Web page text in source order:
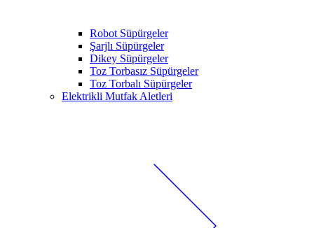
Robot Süpürgeler
Şarjlı Süpürgeler
Dikey Süpürgeler
Toz Torbasız Süpürgeler
Toz Torbalı Süpürgeler
Elektrikli Mutfak Aletleri